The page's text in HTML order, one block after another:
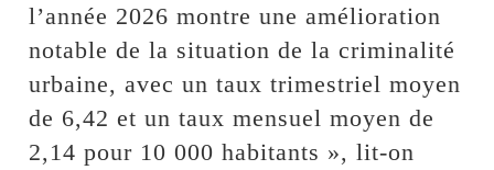
l’année 2026 montre une amélioration
notable de la situation de la criminalité
urbaine, avec un taux trimestriel moyen
de 6,42 et un taux mensuel moyen de
2,14 pour 10 000 habitants », lit-on